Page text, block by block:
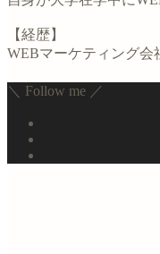
【経歴】
WEBマーケティング会
＼ Follow me ／